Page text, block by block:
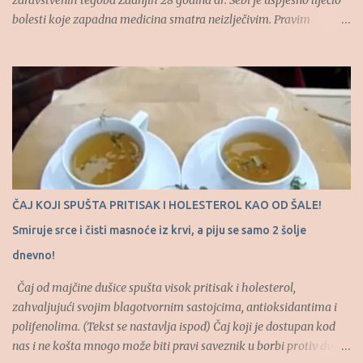
bolesti koje zapadna medicina smatra neizlječivim. Pravim
(Tekst se nastavlja ispod) Izlječio je brojne ljude od AIDS-a, lupusa,
epilepsije, dijabetesa, bipolarnog poremećaja, raznih oblika raka,
zavisnosti o drogama i drugih bolesti. Takođe je imao hrabrosti da
stane pred sud i Američko udruženje ljekara kako bi odbranio
sebe, svoj rad i svoje metode liječenja koje su pomogle velikom
broju ljudi. Naime, godine 1988. bio je uhapšen zbog “lažnog”
oglašavanja i liječenja bez licence. Na sudu je za njega svedočilo 77
osoba, a nakon što je dokazano da su te osobe zaista izlječene...
ČAJ KOJI SPUŠTA PRITISAK I HOLESTEROL KAO OD ŠALE!
Smiruje srce i čisti masnoće iz krvi, a piju se samo 2 šolje
dnevno!
Čaj od majčine dušice spušta visok pritisak i holesterol,
zahvaljujući svojim blagotvornim sastojcima, antioksidantima i
polifenolima. (Tekst se nastavlja ispod) Čaj koji je dostupan kod
nas i ne košta mnogo može biti pravi saveznik u borbi protiv dva